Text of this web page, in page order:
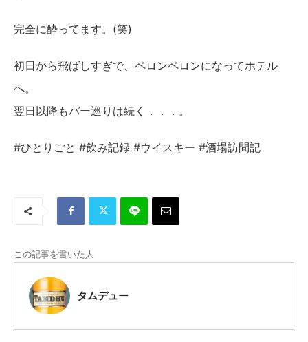
完全に酔ってます。(笑)
初日から飛ばしすぎで、ペロンペロンになってホテル
へ。
翌日以降もバー巡りは続く．．．。
#ひとりごと #飲み記録 #ウイスキー #酒場訪問記
この記事を書いた人
タムデュー